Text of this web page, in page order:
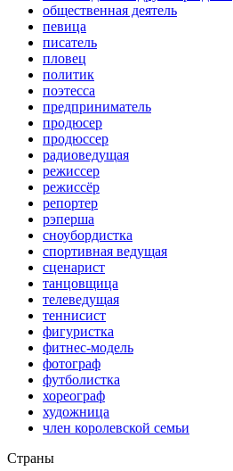
общественная деятель
певица
писатель
пловец
политик
поэтесса
предприниматель
продюсер
продюссер
радиоведущая
режиссер
режиссёр
репортер
рэперша
сноубордистка
спортивная ведущая
сценарист
танцовщица
телеведущая
теннисист
фигуристка
фитнес-модель
фотограф
футболистка
хореограф
художница
член королевской семьи
Страны